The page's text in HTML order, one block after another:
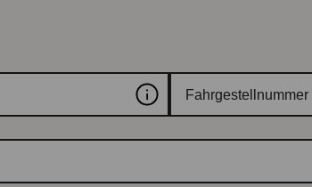
Fahrgestellnummer